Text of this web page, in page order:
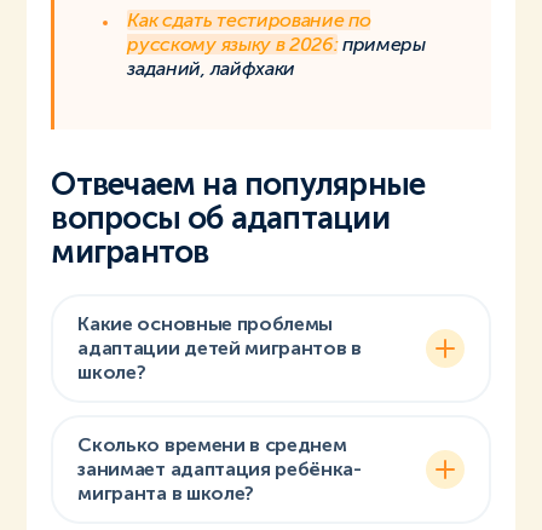
Как сдать тестирование по
русскому языку в 2026:примеры
заданий, лайфхаки
Отвечаем на популярные
вопросы об адаптации
мигрантов
Какие основные проблемы
адаптации детей мигрантов в
школе?
Сколько времени в среднем
занимает адаптация ребёнка-
мигранта в школе?